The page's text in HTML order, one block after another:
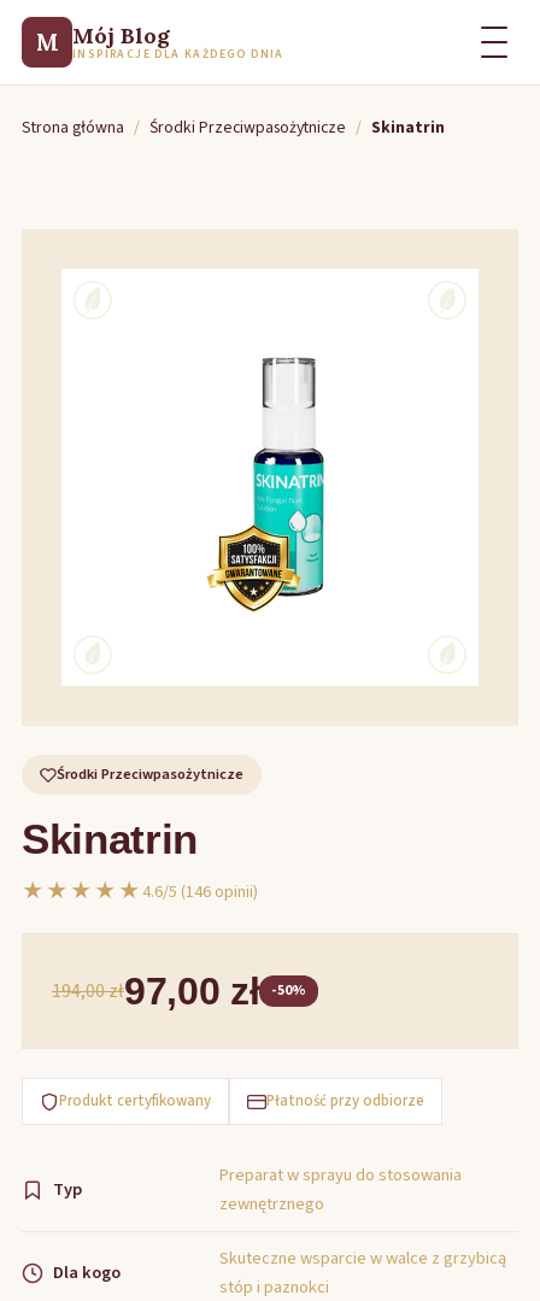
M Mój Blog
INSPIRACJE DLA KAŻDEGO DNIA
Strona główna / Środki Przeciwpasożytnicze / Skinatrin
Środki Przeciwpasożytnicze
Skinatrin
★★★★★4.6/5 (146 opinii)
194,00 zł97,00 zł -50%
Produkt certyfikowany Płatność przy odbiorze
Typ
Preparat w sprayu do stosowania
zewnętrznego
Dla kogo
Skuteczne wsparcie w walce z grzybicą
stóp i paznokci